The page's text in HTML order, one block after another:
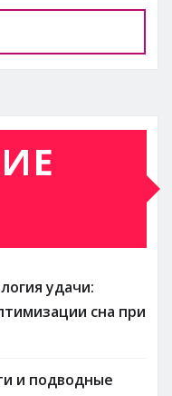
удачи:
сна при
и подводные